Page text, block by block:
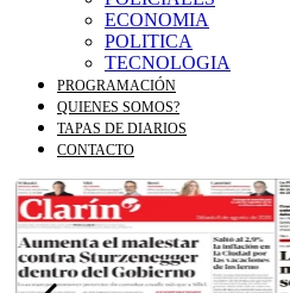
ECONOMIA
POLITICA
TECNOLOGIA
PROGRAMACIÓN
QUIENES SOMOS?
TAPAS DE DIARIOS
CONTACTO